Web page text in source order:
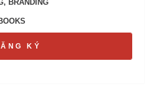
BRANDING
KÝ